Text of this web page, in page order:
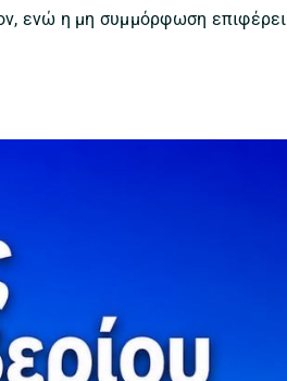
ενώ η μη συμμόρφωση επιφέρει